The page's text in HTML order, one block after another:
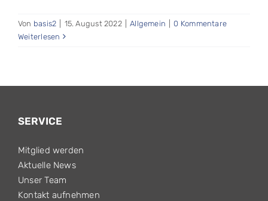
Von basis2 15. August 2022 Allgemein
0 Kommentare
Weiterlesen
SERVICE
Mitglied werden
Aktuelle News
Unser Team
Kontakt aufnehmen